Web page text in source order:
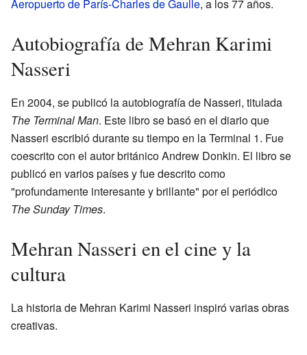
Aeropuerto de París-Charles de Gaulle, a los 77 años.
Autobiografía de Mehran Karimi
Nasseri
En 2004, se publicó la autobiografía de Nasseri, titulada
The Terminal Man. Este libro se basó en el diario que
Nasseri escribió durante su tiempo en la Terminal 1. Fue
coescrito con el autor británico Andrew Donkin. El libro se
publicó en varios países y fue descrito como
"profundamente interesante y brillante" por el periódico
The Sunday Times.
Mehran Nasseri en el cine y la
cultura
La historia de Mehran Karimi Nasseri inspiró varias obras
creativas.